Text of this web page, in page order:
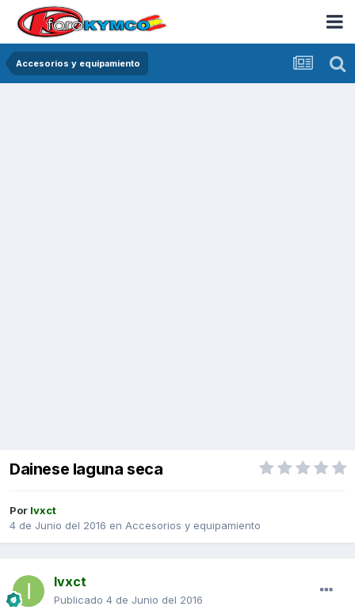
Accesorios y equipamiento
Dainese laguna seca
Por Ivxct
4 de Junio del 2016 en Accesorios y equipamiento
Ivxct
Publicado 4 de Junio del 2016